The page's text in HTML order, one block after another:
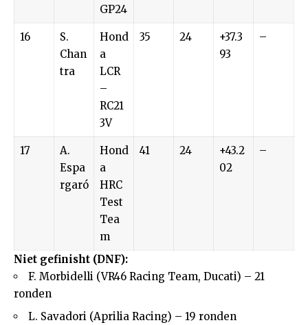
GP24
16
S.
Chan
tra
Hond
a
LCR
–
RC21
3V
35 24
+37.3
93
–
17
A.
Espa
rgaró
Hond
a
HRC
Test
Tea
m
41 24
+43.2
02
–
Niet gefinisht (DNF):
F. Morbidelli (VR46 Racing Team, Ducati) – 21
ronden
L. Savadori (Aprilia Racing) – 19 ronden